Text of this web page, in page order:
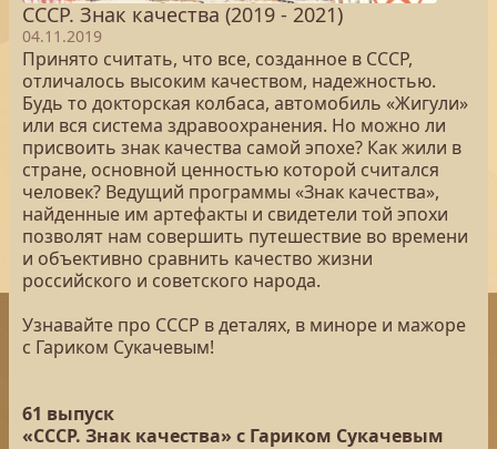
СССР. Знак качества (2019 - 2021)
04.11.2019
Принято считать, что все, созданное в СССР,
отличалось высоким качеством, надежностью.
Будь то докторская колбаса, автомобиль «Жигули»
или вся система здравоохранения. Но можно ли
присвоить знак качества самой эпохе? Как жили в
стране, основной ценностью которой считался
человек? Ведущий программы «Знак качества»,
найденные им артефакты и свидетели той эпохи
позволят нам совершить путешествие во времени
и объективно сравнить качество жизни
российского и советского народа.
Узнавайте про СССР в деталях, в миноре и мажоре
с Гариком Сукачевым!
61 выпуск
«СССР. Знак качества» с Гариком Сукачевым